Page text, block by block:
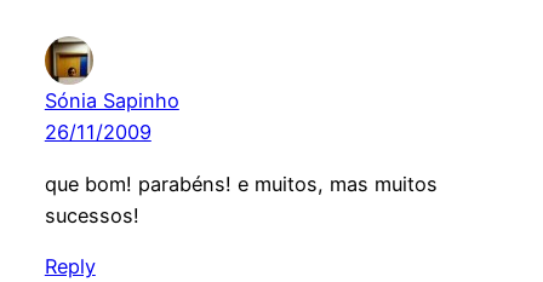
Sónia Sapinho
26/11/2009
que bom! parabéns! e muitos, mas muitos
sucessos!
Reply